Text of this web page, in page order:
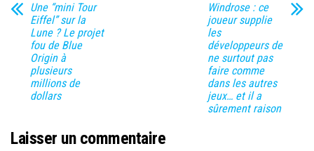
Une “mini Tour
Eiffel” sur la
Lune ? Le projet
fou de Blue
Origin à
plusieurs
millions de
dollars
Windrose : ce
joueur supplie
les
développeurs de
ne surtout pas
faire comme
dans les autres
jeux… et il a
sûrement raison
Laisser un commentaire